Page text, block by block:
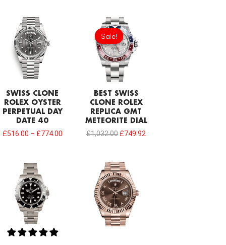
SWISS CLONE
ROLEX OYSTER
PERPETUAL DAY
DATE 40
£516.00 – £774.00
Sale!
Sale!
BEST SWISS
CLONE ROLEX
REPLICA GMT
METEORITE DIAL
£1,032.00
Original
price
was:
£1,032.00.
£749.92